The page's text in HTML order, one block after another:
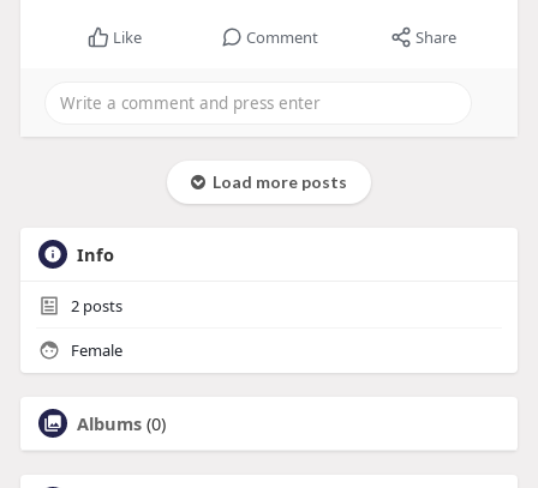
Like Comment Share
Load more posts
Info
2posts
Female
Albums (0)